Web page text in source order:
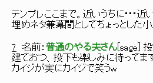
テンプレここまで。近いうちに･･･近
埋めネタ兼幕間としてちょっとした
7 名前： 普通のやる夫さん sage ]
建ておつ、投下も楽しみに待ってます
カイジが実にカイジで笑うw